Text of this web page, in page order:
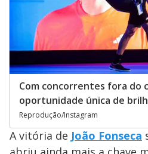
Com concorrentes fora do
oportunidade única de
Reprodução/Instagram
A vitória de João Fonseca